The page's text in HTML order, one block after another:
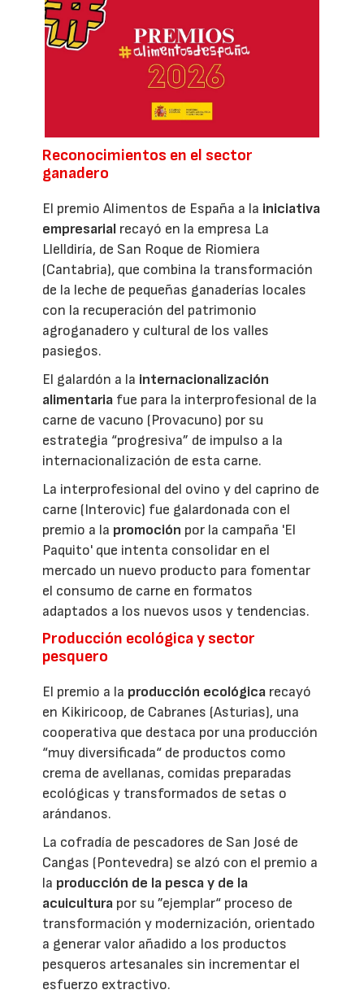
Reconocimientos en el sector
ganadero
El premio Alimentos de España a la iniciativa
empresarial recayó en la empresa La
Llelldiría, de San Roque de Riomiera
(Cantabria), que combina la transformación
de la leche de pequeñas ganaderías locales
con la recuperación del patrimonio
agroganadero y cultural de los valles
pasiegos.
El galardón a la internacionalización
alimentaria fue para la interprofesional de la
carne de vacuno (Provacuno) por su
estrategia “progresiva” de impulso a la
internacionalización de esta carne.
La interprofesional del ovino y del caprino de
carne (Interovic) fue galardonada con el
premio a la promoción por la campaña 'El
Paquito' que intenta consolidar en el
mercado un nuevo producto para fomentar
el consumo de carne en formatos
adaptados a los nuevos usos y tendencias.
Producción ecológica y sector
pesquero
El premio a la producción ecológica recayó
en Kikiricoop, de Cabranes (Asturias), una
cooperativa que destaca por una producción
“muy diversificada“ de productos como
crema de avellanas, comidas preparadas
ecológicas y transformados de setas o
arándanos.
La cofradía de pescadores de San José de
Cangas (Pontevedra) se alzó con el premio a
la producción de la pesca y de la
acuicultura por su ”ejemplar“ proceso de
transformación y modernización, orientado
a generar valor añadido a los productos
pesqueros artesanales sin incrementar el
esfuerzo extractivo.